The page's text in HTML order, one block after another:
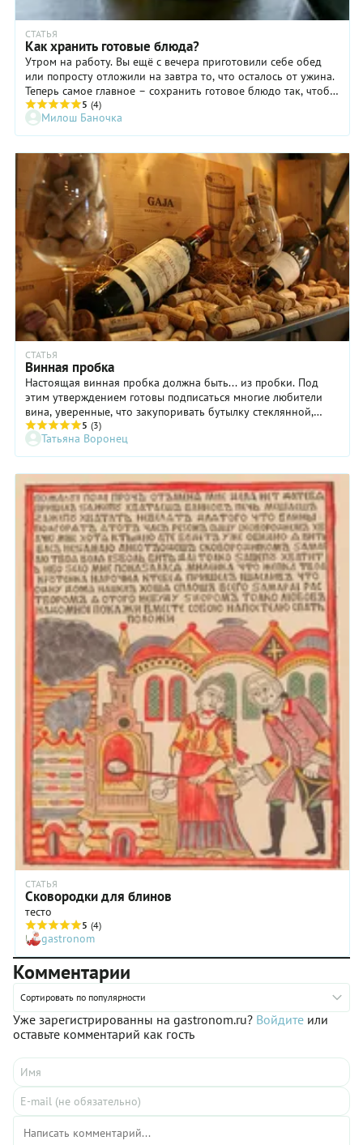
СТАТЬЯ
Как хранить готовые блюда?
Утром на работу. Вы ещё с вечера приготовили себе обед
или попросту отложили на завтра то, что осталось от ужина.
Теперь самое главное – сохранить готовое блюдо так, чтобы
оно осталось таким же вкусным и свежим.
5 (4)
Милош Баночка
СТАТЬЯ
Винная пробка
Настоящая винная пробка должна быть... из пробки. Под
этим утверждением готовы подписаться многие любители
вина, уверенные, что закупоривать бутылку стеклянной,
пластиковой или винтовой аллюминиевой пробкой – это
неуважение к традициям. Но так ли это? И в чем
преимущества и недостатки различных пробок?
5 (3)
Татьяна Воронец
СТАТЬЯ
Сковородки для блинов
тесто
5 (4)
gastronom
Комментарии
Сортировать по популярности
Уже зарегистрированны на gastronom.ru? Войдите или
оставьте комментарий как гость